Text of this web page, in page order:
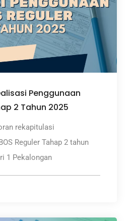
Penggunaan
2 Tahun 2025
rekapitulasi
Reguler Tahap 2 tahun
1 Pekalongan